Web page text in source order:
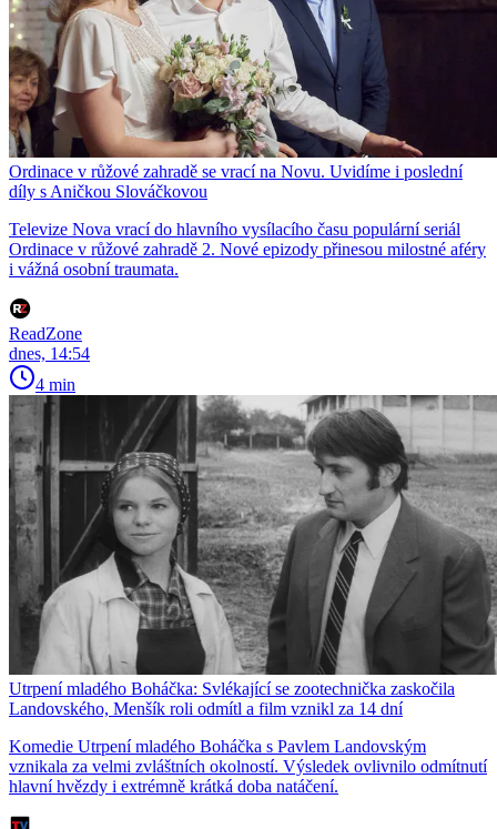
Ordinace v růžové zahradě se vrací na Novu. Uvidíme i poslední
díly s Aničkou Slováčkovou
Televize Nova vrací do hlavního vysílacího času populární seriál
Ordinace v růžové zahradě 2. Nové epizody přinesou milostné aféry
i vážná osobní traumata.
ReadZone
dnes, 14:54
4 min
Utrpení mladého Boháčka: Svlékající se zootechnička zaskočila
Landovského, Menšík roli odmítl a film vznikl za 14 dní
Komedie Utrpení mladého Boháčka s Pavlem Landovským
vznikala za velmi zvláštních okolností. Výsledek ovlivnilo odmítnutí
hlavní hvězdy i extrémně krátká doba natáčení.